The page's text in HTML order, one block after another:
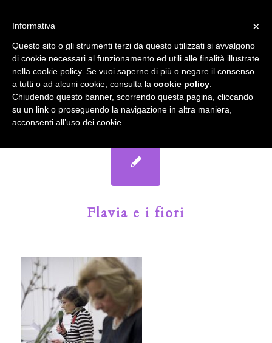
Il Blog del Garden Club di Bologna
Flavia e i fiori
accetta l'uso dei cookies previsto nella pagina dedicata.
Fai clic per abilitare/disabilitare il tracciamento di
Google Analytics.
OK Privacy e cookie policy
×
Informativa
Questo sito o gli strumenti terzi da questo utilizzati si avvalgono
di cookie necessari al funzionamento ed utili alle finalità illustrate
nella cookie policy. Se vuoi saperne di più o negare il consenso
a tutti o ad alcuni cookie, consulta la cookie policy
Chiudendo questo banner, scorrendo questa pagina, cliccando
su un link o proseguendo la navigazione in altra maniera,
acconsenti all’uso dei cookie.